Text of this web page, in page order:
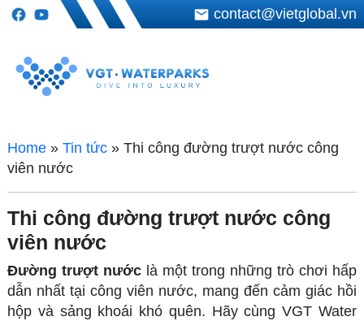
contact@vietglobal.vn
Home» Tin tức» Thi công đường trượt nước công
viên nước
Thi công đường trượt nước công
viên nước
Đường trượt nướclà một trong những trò chơi hấp
dẫn nhất tại công viên nước, mang đến cảm giác hồi
hộp và sảng khoái khó quên. Hãy cùng VGT Water